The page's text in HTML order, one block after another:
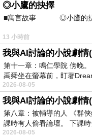
下一篇：廟前廣場大坦
◎小鷹的抉擇
■寓言故事 ◎小鷹的
⊕潘文
仞的懸崖上，有一座遮天蔽
13 小時前
我與AI討論的小說劇情
第十一章：鳴仁學院 傍晚
禹舜坐在螢幕前，盯著
2026-08-05
我與AI討論的小說劇情
第八章：被輔導的人 《群
課時有人偷看論壇。 下課
2026-08-05